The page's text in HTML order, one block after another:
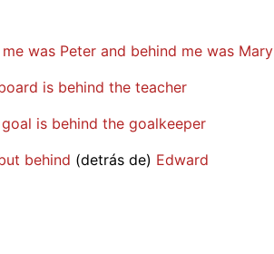
was Peter and behind me was Mary
is behind the teacher
is behind the goalkeeper
behind (detrás de) Edward